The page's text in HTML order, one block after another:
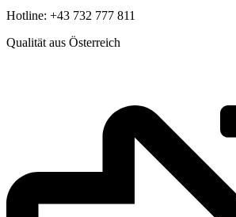
Hotline: +43 732 777 811
Qualität aus Österreich